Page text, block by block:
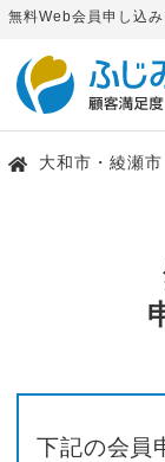
無料Web会員申し込
大和市・綾瀬
下記の会員